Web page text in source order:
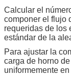
Calcular el
componer el flujo
requeridas de los
estándar de la
Para ajustar la
carga de horno
uniformemente